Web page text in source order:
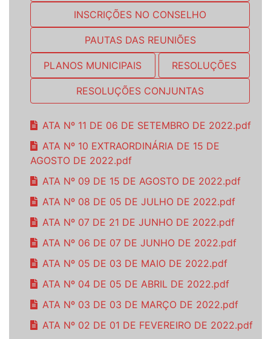
INSCRIÇÕES NO CONSELHO
PAUTAS DAS REUNIÕES
PLANOS MUNICIPAIS RESOLUÇÕES
RESOLUÇÕES CONJUNTAS
ATA Nº 11 DE 06 DE SETEMBRO DE 2022.pdf
ATA Nº 10 EXTRAORDINÁRIA DE 15 DE
AGOSTO DE 2022.pdf
ATA Nº 09 DE 15 DE AGOSTO DE 2022.pdf
ATA Nº 08 DE 05 DE JULHO DE 2022.pdf
ATA Nº 07 DE 21 DE JUNHO DE 2022.pdf
ATA Nº 06 DE 07 DE JUNHO DE 2022.pdf
ATA Nº 05 DE 03 DE MAIO DE 2022.pdf
ATA Nº 04 DE 05 DE ABRIL DE 2022.pdf
ATA Nº 03 DE 03 DE MARÇO DE 2022.pdf
ATA Nº 02 DE 01 DE FEVEREIRO DE 2022.pdf